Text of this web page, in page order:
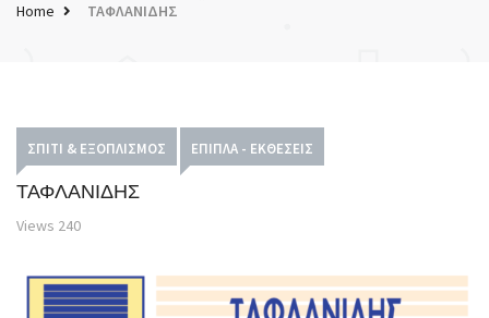
Home ΤΑΦΛΑΝΙΔΗΣ
ΣΠΊΤΙ & ΕΞΟΠΛΙΣΜΌΣ ΈΠΙΠΛΑ - ΕΚΘΈΣΕΙΣ
ΤΑΦΛΑΝΙΔΗΣ
Views 240